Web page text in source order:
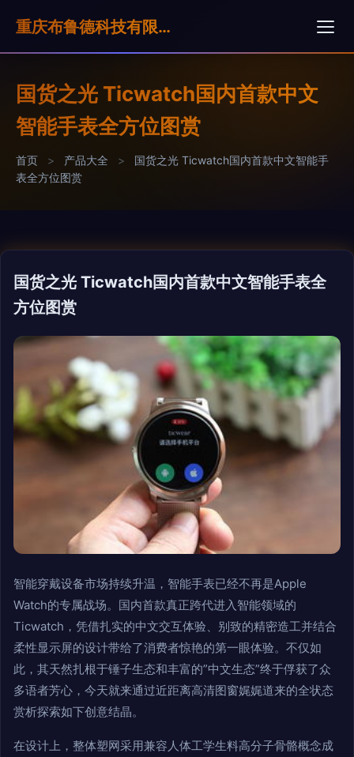
重庆布鲁德科技有限公司
国货之光 Ticwatch国内首款中文
智能手表全方位图赏
首页 > 产品大全 >
国货之光 Ticwatch国内首款中文智能手
表全方位图赏
国货之光 Ticwatch国内首款中文智能手表全
方位图赏
智能穿戴设备市场持续升温，智能手表已经不再是Apple
Watch的专属战场。国内首款真正跨代进入智能领域的
Ticwatch，凭借扎实的中文交互体验、别致的精密造工并结合
柔性显示屏的设计带给了消费者惊艳的第一眼体验。不仅如
此，其天然扎根于锤子生态和丰富的”中文生态”终于俘获了众
多语者芳心，今天就来通过近距离高清图窗娓娓道来的全状态
赏析探索如下创意结晶。
在设计上，整体塑网采用兼容人体工学生料高分子骨骼概念成